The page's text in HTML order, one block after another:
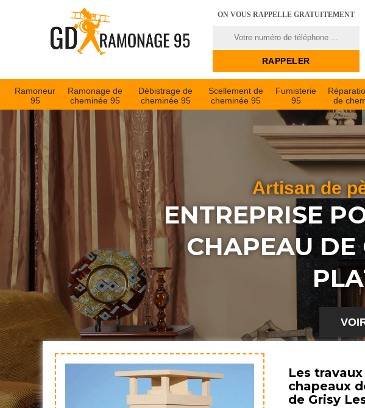
ON VOUS RAPPELLE GRATUITEMENT
Ramoneur
95
Ramonage de
cheminée 95
Débistrage de
cheminée 95
Scellement de
cheminée 95
Fumisterie
95
de
Artisan de
ENTREPRISE
CHAPEAU DE
Les
chapeaux
de Grisy